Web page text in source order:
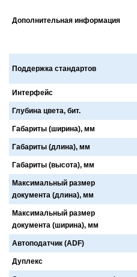
Дополнительная информация
Поддержка стандартов
Интерфейс
Глубина цвета, бит.
Габариты (ширина), мм
Габариты (длина), мм
Габариты (высота), мм
Максимальный размер
документа (длина), мм
Максимальный размер
документа (ширина), мм
Автоподатчик (ADF)
Дуплекс